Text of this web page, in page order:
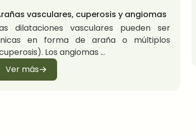
vasculares, cuperosis y angiomas
dilataciones vasculares pueden ser
en forma de araña o múltiplos
Los angiomas
Ver más